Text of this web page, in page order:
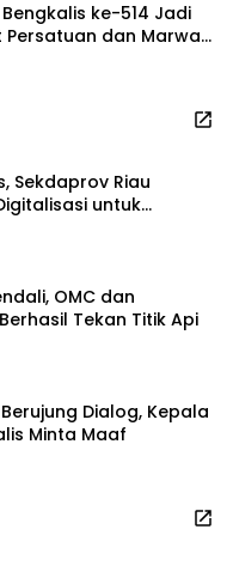
ke-514 Jadi
Persatuan dan Marwah
Sekdaprov Riau
untuk
OMC dan
Tekan Titik Api
Dialog, Kepala
Minta Maaf